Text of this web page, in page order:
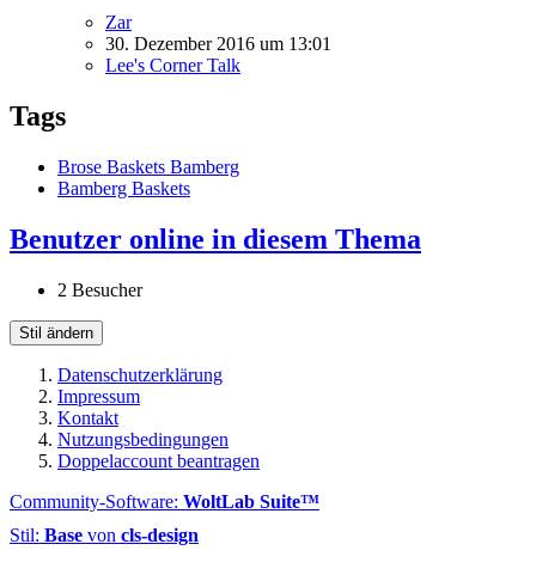
Zar
30. Dezember 2016 um 13:01
Lee's Corner Talk
Tags
Brose Baskets Bamberg
Bamberg Baskets
Benutzer online in diesem Thema
2 Besucher
Stil ändern
Datenschutzerklärung
Impressum
Kontakt
Nutzungsbedingungen
Doppelaccount beantragen
Community-Software: WoltLab Suite™
Stil: Base von cls-design